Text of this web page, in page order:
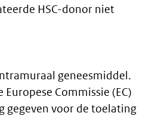
HSC-donor niet
geneesmiddel.
Commissie (EC)
gegeven voor de toelating